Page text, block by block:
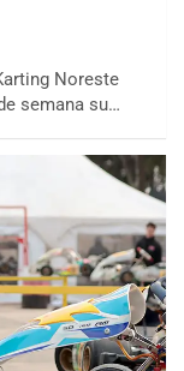
Noreste
semana su…